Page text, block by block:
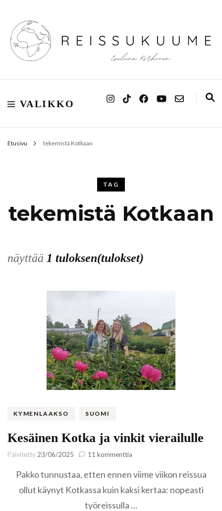
Reissukuume
VALIKKO
Etusivu tekemistä Kotkaan
TAG
tekemistä Kotkaan
näyttää 1 tuloksen(tulokset)
KYMENLAAKSO SUOMI
Kesäinen Kotka ja vinkit vierailulle
Päivitetty 23/06/2025 11 kommenttia
Kotka
vinkit
Pakko tunnustaa, etten ennen viime viikon reissua
ollut käynyt Kotkassa kuin kaksi kertaa: nopeasti
työreissulla …